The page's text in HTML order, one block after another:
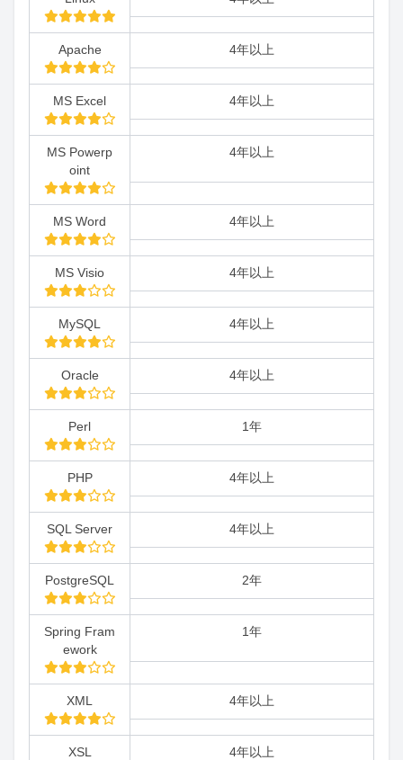
Apache 4年以上
MS Excel 4年以上
MS Powerp
oint
4年以上
MS Word 4年以上
MS Visio 4年以上
MySQL 4年以上
Oracle 4年以上
Perl 1年
PHP 4年以上
SQL Server 4年以上
PostgreSQL 2年
Spring Fram
ework
1年
XML 4年以上
XSL 4年以上